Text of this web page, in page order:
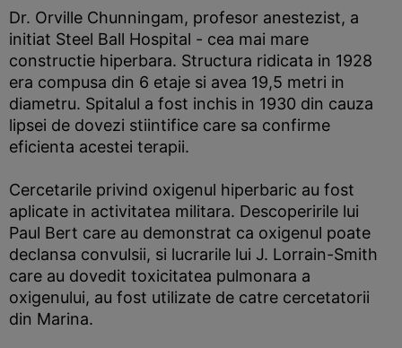
Dr. Orville Chunningam, profesor anestezist, a
initiat Steel Ball Hospital - cea mai mare
constructie hiperbara. Structura ridicata in 1928
era compusa din 6 etaje si avea 19,5 metri in
diametru. Spitalul a fost inchis in 1930 din cauza
lipsei de dovezi stiintifice care sa confirme
eficienta acestei terapii.
Cercetarile privind oxigenul hiperbaric au fost
aplicate in activitatea militara. Descoperirile lui
Paul Bert care au demonstrat ca oxigenul poate
declansa convulsii, si lucrarile lui J. Lorrain-Smith
care au dovedit toxicitatea pulmonara a
oxigenului, au fost utilizate de catre cercetatorii
din Marina.